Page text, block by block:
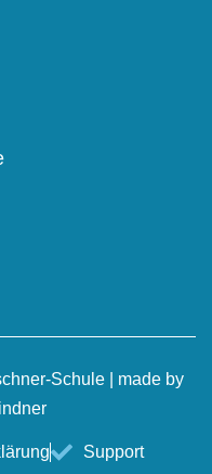
Schule | made by
Support